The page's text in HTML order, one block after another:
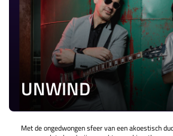
UNWIND
Met de ongedwongen sfeer van een akoestisch